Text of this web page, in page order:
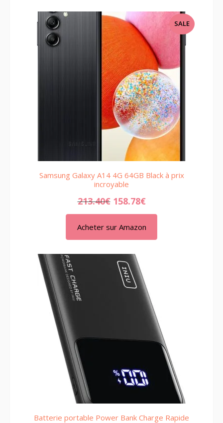
SALEPRODUCT
ON
Samsung Galaxy A14 4G 64GB Black à prix
incroyable
213.40€ 158.78€
Acheter sur Amazon
Batterie portable Power Bank Charge Rapide